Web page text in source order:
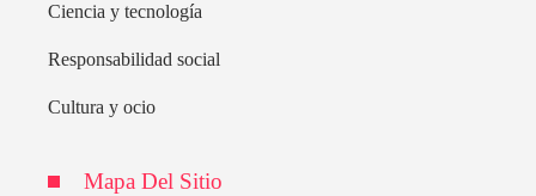
Ciencia y tecnología
Responsabilidad social
Cultura y ocio
Mapa Del Sitio